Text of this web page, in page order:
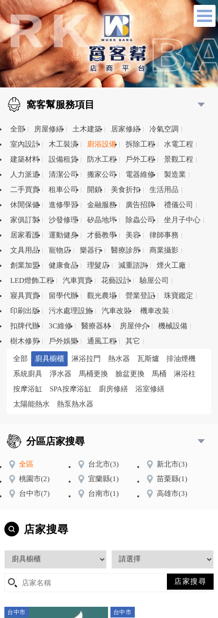
窩客幫服務項目
全部 房屋修繕 土木建築 居家修繕
冷氣空調
室內設計
木工裝潢 廚浴設備 拆除工程
水電工程
建築材料
設備租賃 防水工程 戶外工程
景觀工程
人力派遣
清潔公司 搬家公司 電器維修
製造業
二手買賣
租車公司 開鎖 美食折扣
生活用品
休閒保健
進修學習 金融服務 廣告招牌
禮儀公司
家俱訂製
沙發修理 矽晶地坪 除蟲公司
坐月子中心
居家看護
運動健身 才藝教學 美容
律師事務
文具用品
寵物店 樂器行 醫療診所
商業攝影
創業加盟
健康食品 理髮店 減重諮詢
煙火工廠
LED燈飾工程
汽車買賣 花藝設計
驗屋公司
寢具買賣
留學代辦 觀光農場 營業登記
珠寶鑑定
印刷出版
污水處理設施 汽車改裝
機車改裝
扣牌代辦
3C維修 醫療器材 房屋仲介
機械設備
樹木修剪
戶外娛樂 通風工程 其它
全部 廚具櫥櫃 淋浴拉門 熱水器 瓦斯爐
排油煙機
系統廚具
淨水器 馬桶更換 臉盆更換 馬桶
淋浴柱
按摩浴缸
SPA按摩浴缸 廚房修繕
浴室修繕
太陽能熱水
熱泵熱水器
分區店家搜尋
全區 台北市(3) 新北市(3)
桃園市(2) 宜蘭縣(1) 苗栗縣(1)
台中市(7) 台南市(1) 高雄市(3)
店家搜尋
台中市 台中市